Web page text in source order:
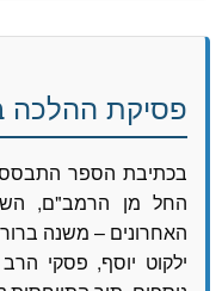
פסיקת ההלכה
בכתיבת הספר
החל מן הרמב"ם,
האחרונים – משנה
ילקוט יוסף, פסקי